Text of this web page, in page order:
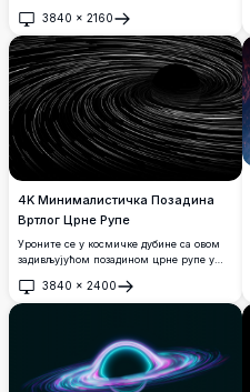
савршен за љубитеље свемира и свакога
ко жели да дода даљински додир
космичке елеганције својим екранима.
3840 × 2160
Отвори
4K Минималистичка Позадина
Вртлог Црне Рупе
Уроните се у космичке дубине са овом
задивљујућом позадином црне рупе у
елегантним текућим линијама које се
спирално увлаче у таму, овај
гравитационо привлачење и
мистериозну лепоту свемира, идеалан
за модерне рачунаре и екране.
3840 × 2400
Отвори